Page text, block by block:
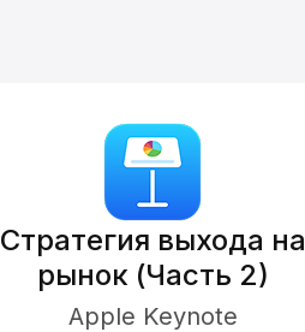
Стратегия выхода на
рынок (Часть 2)
Apple Keynote